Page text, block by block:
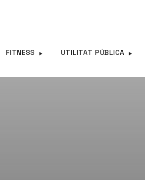
FITNESS UTILITAT PÚBLICA